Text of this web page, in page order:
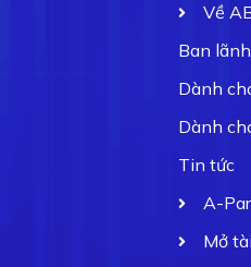
Về
Ban
Dành
Dành
Tin tức
A-
Mở